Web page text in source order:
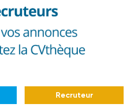
Recruteur